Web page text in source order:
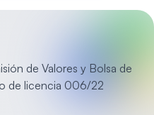
de Valores y Bolsa de
de licencia 006/22